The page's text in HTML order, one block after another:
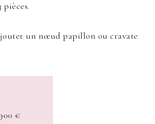
un nœud papillon ou cravate
€